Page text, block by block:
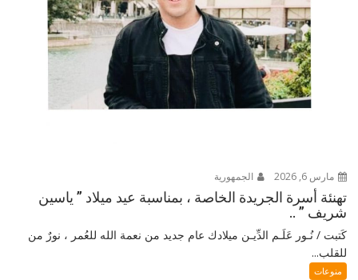
مارس 6, 2026 الجمهورية
تهنئة أسرة الجريدة الخاصة ، بمناسبة عيد ميلاد ” ياسين
شريف ” ..
كَتبت / نُـور عَلَـم الدِّيـن ميلادك عام جديد من نعمة الله للعُمر ، نورٌ من
للقلب...
منوعات